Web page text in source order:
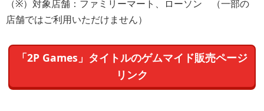
（※）対象店舗：ファミリーマート、ローソン （一部の
店舗ではご利用いただけません）
「2P Games」タイトルのゲムマイド販売ページ
リンク